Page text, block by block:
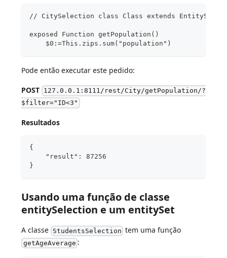
// CitySelection class Class extends
exposed Function getPopulation()
    $0:=This.zips.sum("population")
Pode então executar este pedido:
POST 127.0.0.1:8111/rest/City/getPopulation/?
$filter="ID<3"
Resultados
{
    "result": 87256
}
Usando uma função de classe
entitySelection e um entitySet
A classe StudentsSelection tem uma função
getAgeAverage :